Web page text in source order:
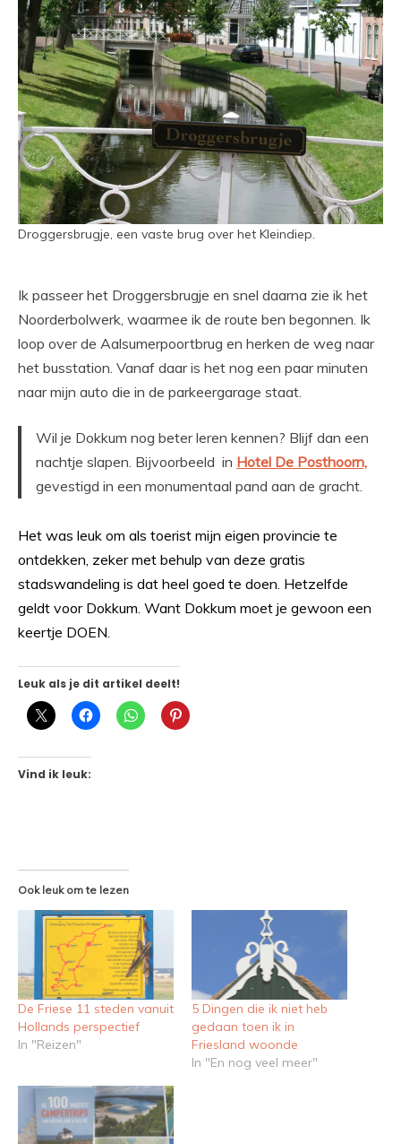
Droggersbrugje, een vaste brug over het Kleindiep.
Ik passeer het Droggersbrugje en snel daarna zie ik het
Noorderbolwerk, waarmee ik de route ben begonnen. Ik
loop over de Aalsumerpoortbrug en herken de weg naar
het busstation. Vanaf daar is het nog een paar minuten
naar mijn auto die in de parkeergarage staat.
Wil je Dokkum nog beter leren kennen? Blijf dan een
nachtje slapen. Bijvoorbeeld in Hotel De Posthoorn,
gevestigd in een monumentaal pand aan de gracht.
Het was leuk om als toerist mijn eigen provincie te
ontdekken, zeker met behulp van deze gratis
stadswandeling is dat heel goed te doen. Hetzelfde
geldt voor Dokkum. Want Dokkum moet je gewoon een
keertje DOEN.
Leuk als je dit artikel deelt!
Vind ik leuk:
Ook leuk om te lezen
De Friese 11 steden vanuit
Hollands perspectief
In "Reizen"
5 Dingen die ik niet heb
gedaan toen ik in
Friesland woonde
In "En nog veel meer"